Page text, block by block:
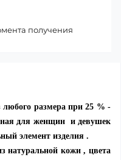
любого размера при 25 % -
для женщин и девушек
элемент изделия .
натуральной кожи , цвета
получения